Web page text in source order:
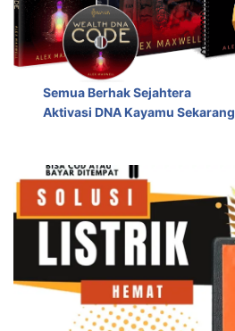
Semua Berhak Sejahtera
Aktivasi DNA Kayamu Sekarang